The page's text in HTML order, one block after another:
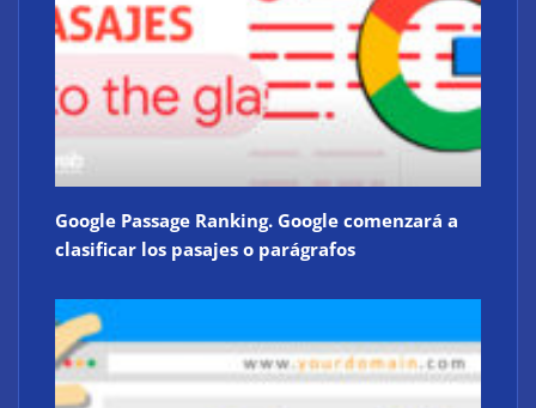
Google Passage Ranking. Google comenzará a
clasificar los pasajes o parágrafos